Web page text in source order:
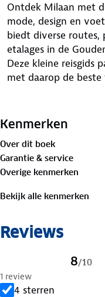
Ontdek Milaan met
mode, design en
biedt diverse routes,
etalages in de
Deze kleine reisgids
met daarop de
deze serie een
Kenmerken
Over dit boek
Garantie & service
Overige kenmerken
Bekijk alle kenmerken
Reviews
8/10
1 review
4 sterren